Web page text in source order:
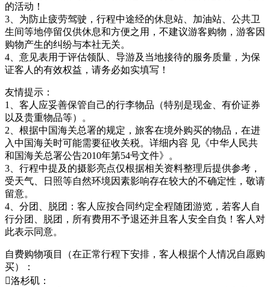
的活动！
3、为防止疲劳驾驶，行程中途经的休息站、加油站、公共卫
生间等地停留仅供休息和方便之用，不建议游客购物，游客因
购物产生的纠纷与本社无关。
4、意见表用于评估领队、导游及当地接待的服务质量，为保
证客人的有效权益，请务必如实填写！
友情提示：
1、客人应妥善保管自己的行李物品（特别是现金、有价证券
以及贵重物品等）。
2、根据中国海关总署的规定，旅客在境外购买的物品，在进
入中国海关时可能需要征收关税。详细内容 见《中华人民共
和国海关总署公告2010年第54号文件》。
3、行程中提及的摄影亮点仅根据相关资料整理后提供参考，
受天气、日照等自然环境因素影响存在较大的不确定性，敬请
留意。
4、分团、脱团：客人应按合同约定全程随团游览，若客人自
行分团、脱团，所有费用不予退还并且客人安全自负！客人对
此表示同意。
自费购物项目（在正常行程下安排，客人根据个人情况自愿购
买）：
洛杉矶：